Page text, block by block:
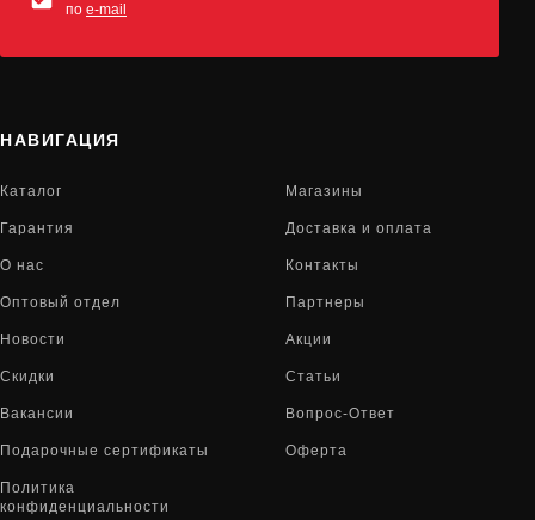
по e-mail
НАВИГАЦИЯ
Каталог Магазины
Гарантия Доставка и оплата
О нас Контакты
Оптовый отдел Партнеры
Новости Акции
Скидки Статьи
Вакансии Вопрос-Ответ
Подарочные сертификаты Оферта
Политика
конфиденциальности